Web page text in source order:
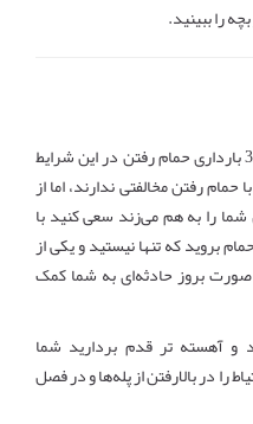
را ببینید.
* به دلیل بزرگ شدن شکم در هفته 32 بارداری حمام رفتن در این شرایط
رفتن مخالفتی ندارند، اما از
را به هم می‌زند سعی کنید با
بروید که تنها نیستید و یکی از
بروز حادثه‌ای به شما کمک
تر قدم بردارید شما
را در بالارفتن از پله‌ها و در فصل